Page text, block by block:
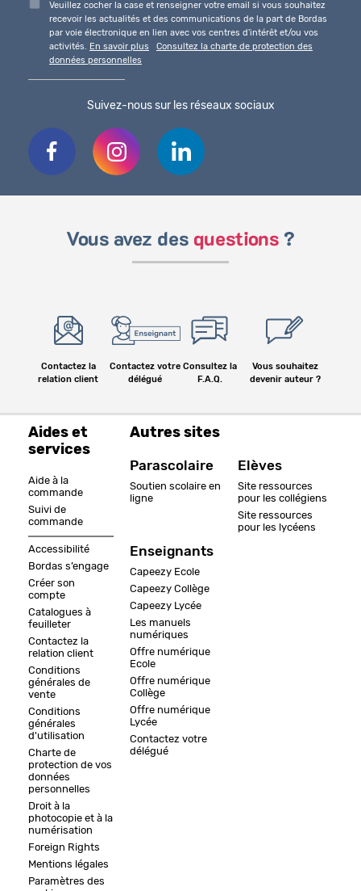
Veuillez cocher la case et renseigner votre email si vous souhaitez
recevoir les actualités et des communications de la part de Bordas
par voie électronique en lien avec vos centres d'intérêt et/ou vos
activités.
En savoir plus
Consultez la charte de protection des
données personnelles
Suivez-nous sur les réseaux sociaux
Vous avez des questions ?
Contactez la
relation client
Contactez votre
délégué
Consultez la
F.A.Q.
Vous souhaitez
devenir auteur ?
Aides et
services
Aide à la
commande
Suivi de
commande
Accessibilité
Bordas s’engage
Créer son
compte
Catalogues à
feuilleter
Contactez la
relation client
Conditions
générales de
vente
Conditions
générales
d'utilisation
Charte de
protection de vos
données
personnelles
Droit à la
photocopie et à la
numérisation
Foreign Rights
Mentions légales
Paramètres des
Autres sites
Parascolaire
Soutien scolaire en
ligne
Enseignants
Capeezy Ecole
Capeezy Collège
Capeezy Lycée
Les manuels
numériques
Offre numérique
Ecole
Offre numérique
Collège
Offre numérique
Lycée
Contactez votre
délégué
Elèves
Site ressources
pour les collégiens
Site ressources
pour les lycéens